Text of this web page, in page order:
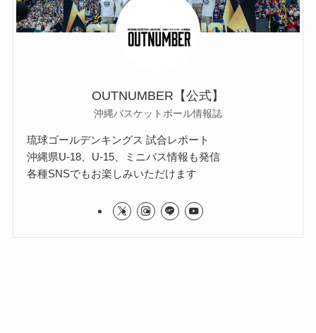
OUTNUMBER【公式】
沖縄バスケットボール情報誌
琉球ゴールデンキングス 試合レポート
沖縄県U-18、U-15、ミニバス情報も発信
各種SNSでもお楽しみいただけます